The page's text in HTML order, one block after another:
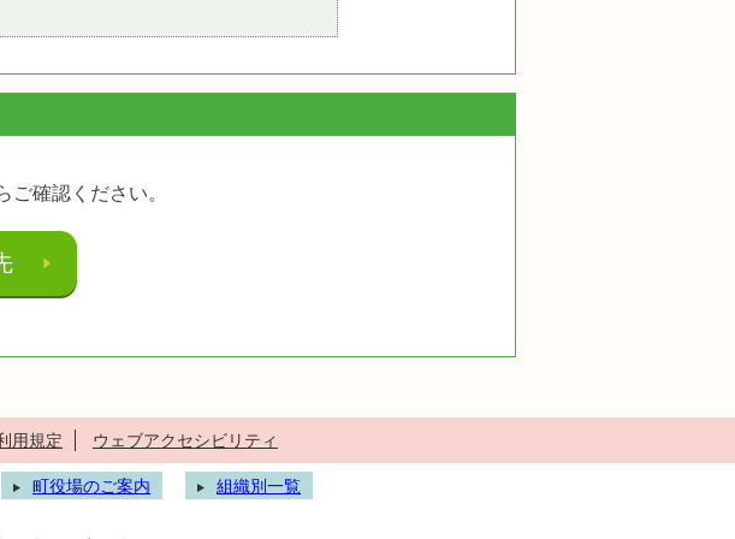
確認ください。
用規定 ウェブアクセシビリティ
町役場のご案内
組織別一覧